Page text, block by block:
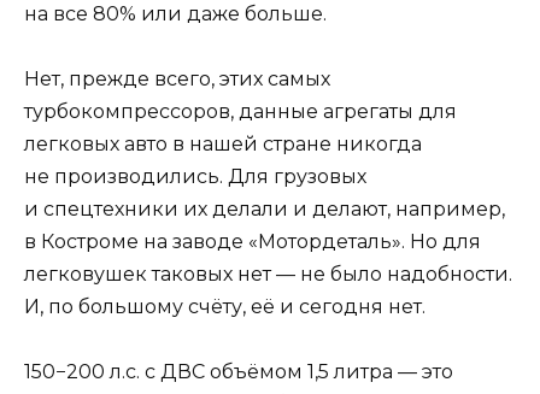
на все 80% или даже больше.
Нет, прежде всего, этих самых
турбокомпрессоров, данные агрегаты для
легковых авто в нашей стране никогда
не производились. Для грузовых
и спецтехники их делали и делают, например,
в Костроме на заводе «Мотордеталь». Но для
легковушек таковых нет — не было надобности.
И, по большому счёту, её и сегодня нет.
150−200 л.с. с ДВС объёмом 1,5 литра — это